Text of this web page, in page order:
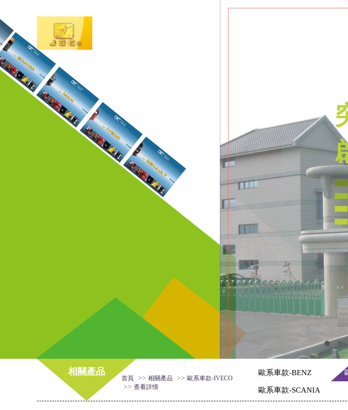
相關產品
首頁 >> 相關產品 >> 歐系車款-IVECO
>> 查看詳情
歐系車款-BENZ
歐系車款-SCANIA